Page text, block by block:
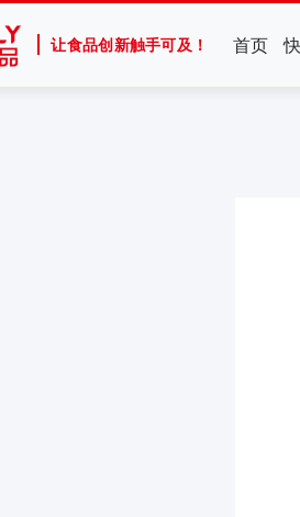
让食品创新触手可及！ 首页